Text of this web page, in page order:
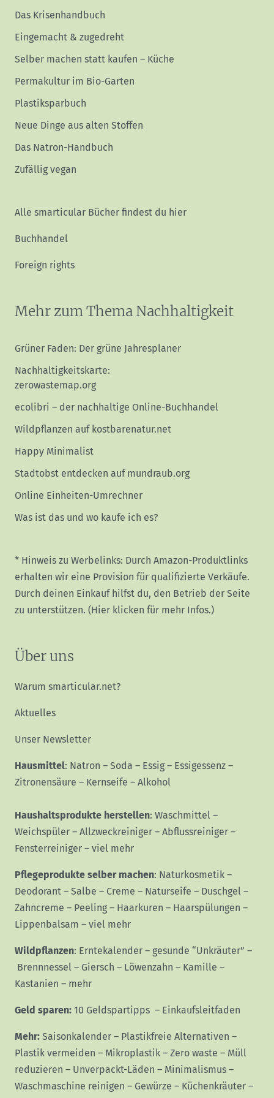
Das Krisenhandbuch
Eingemacht & zugedreht
Selber machen statt kaufen – Küche
Permakultur im Bio-Garten
Plastiksparbuch
Neue Dinge aus alten Stoffen
Das Natron-Handbuch
Zufällig vegan
Alle smarticular Bücher findest du hier
Buchhandel
Foreign rights
Mehr zum Thema Nachhaltigkeit
Grüner Faden: Der grüne Jahresplaner
Nachhaltigkeitskarte:
zerowastemap.org
ecolibri – der nachhaltige Online-Buchhandel
Wildpflanzen auf kostbarenatur.net
Happy Minimalist
Stadtobst entdecken auf mundraub.org
Online Einheiten-Umrechner
Was ist das und wo kaufe ich es?
* Hinweis zu Werbelinks: Durch Amazon-Produktlinks
erhalten wir eine Provision für qualifizierte Verkäufe.
Durch deinen Einkauf hilfst du, den Betrieb der Seite
zu unterstützen. (Hier klicken für mehr Infos.)
Über uns
Warum smarticular.net?
Aktuelles
Unser Newsletter
Hausmittel: Natron – Soda – Essig – Essigessenz –
Zitronensäure – Kernseife – Alkohol
Haushaltsprodukte herstellen: Waschmittel –
Weichspüler – Allzweckreiniger – Abflussreiniger –
Fensterreiniger – viel mehr
Pflegeprodukte selber machen: Naturkosmetik –
Deodorant – Salbe – Creme – Naturseife – Duschgel –
Zahncreme – Peeling – Haarkuren – Haarspülungen –
Lippenbalsam – viel mehr
Wildpflanzen: Erntekalender – gesunde “Unkräuter” –
Brennnessel – Giersch – Löwenzahn – Kamille –
Kastanien – mehr
Geld sparen: 10 Geldspartipps – Einkaufsleitfaden
Mehr: Saisonkalender – Plastikfreie Alternativen –
Plastik vermeiden – Mikroplastik – Zero waste – Müll
reduzieren – Unverpackt-Läden – Minimalismus –
Waschmaschine reinigen – Gewürze – Küchenkräuter –